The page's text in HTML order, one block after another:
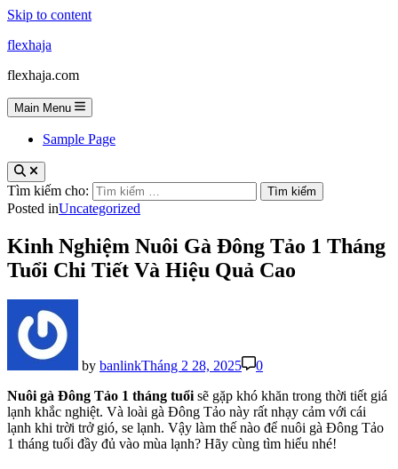
Skip to content
flexhaja
flexhaja.com
Main Menu
Sample Page
Tìm kiếm cho:
Posted inUncategorized
Kinh Nghiệm Nuôi Gà Đông Tảo 1 Tháng
Tuổi Chi Tiết Và Hiệu Quả Cao
by banlinkTháng 2 28, 2025
0
Nuôi gà Đông Tảo 1 tháng tuổisẽ gặp khó khăn trong thời tiết giá
lạnh khắc nghiệt. Và loài gà Đông Tảo này rất nhạy cảm với cái
lạnh khi trời trở gió, se lạnh. Vậy làm thế nào để nuôi gà Đông Tảo
1 tháng tuổi đầy đủ vào mùa lạnh? Hãy cùng tìm hiểu nhé!